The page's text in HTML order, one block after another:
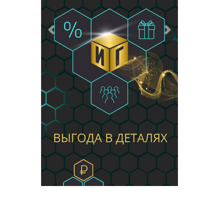
Предыдущий Следующий